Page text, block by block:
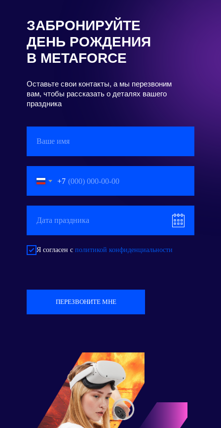
ЗАБРОНИРУЙТЕ
ДЕНЬ РОЖДЕНИЯ
В METAFORCE
Оставьте свои контакты, а мы перезвоним
вам, чтобы рассказать о деталях вашего
праздника
+7
Я согласен с политикой конфиденциальности
ПЕРЕЗВОНИТЕ МНЕ